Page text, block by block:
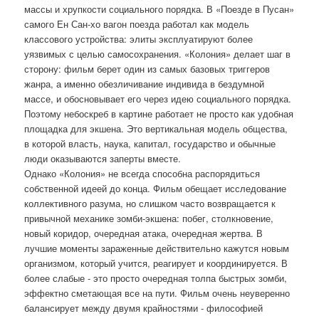
массы и хрупкости социального порядка. В «Поезде в Пусан»
самого Ен Сан-хо вагон поезда работал как модель
классового устройства: элиты эксплуатируют более
уязвимых с целью самосохранения. «Колония» делает шаг в
сторону: фильм берет один из самых базовых триггеров
жанра, а именно обезличивание индивида в бездумной
массе, и обосновывает его через идею социального порядка.
Поэтому небоскреб в картине работает не просто как удобная
площадка для экшена. Это вертикальная модель общества,
в которой власть, наука, капитал, государство и обычные
люди оказываются заперты вместе.
Однако «Колония» не всегда способна распорядиться
собственной идеей до конца. Фильм обещает исследование
коллективного разума, но слишком часто возвращается к
привычной механике зомби-экшена: побег, столкновение,
новый коридор, очередная атака, очередная жертва. В
лучшие моменты зараженные действительно кажутся новым
организмом, который учится, реагирует и координируется. В
более слабые - это просто очередная толпа быстрых зомби,
эффектно сметающая все на пути. Фильм очень неуверенно
балансирует между двумя крайностями - философией